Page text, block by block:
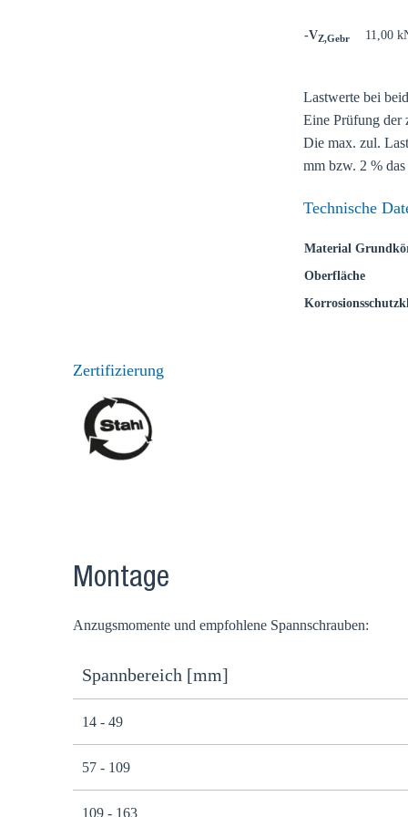
-VZ,Gebr 11,00
Lastwerte bei
Eine Prüfung der
Die max. zul.
mm bzw. 2 %
Technische
Material
Oberfläche
Zertifizierung
Montage
Anzugsmomente und empfohlene Spannschrauben:
Spannbereich [mm]
14 - 49
57 - 109
109 - 163
Gehen